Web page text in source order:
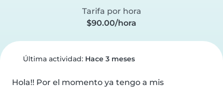
Tarifa por hora
$90.00/hora
Última actividad: Hace 3 meses
Hola!! Por el momento ya tengo a mis